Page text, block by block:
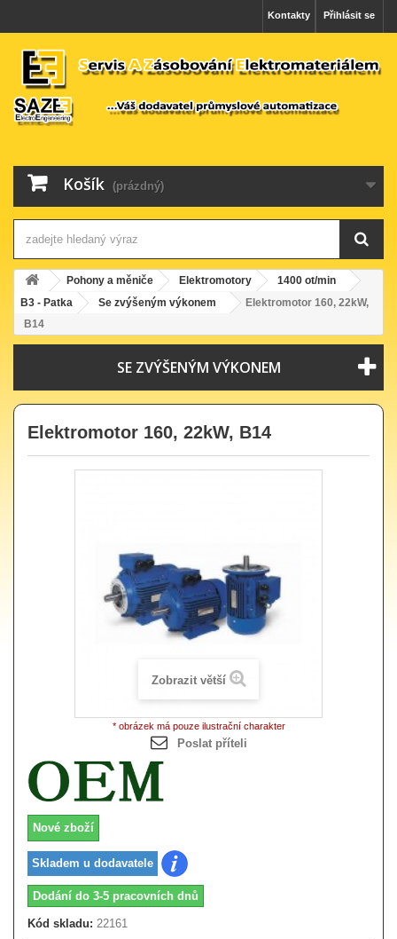
Přihlásit se
Kontakty
Košík (prázdný)
Pohony a měniče Elektromotory
1400 ot/min
B3 - Patka
Se zvýšeným výkonem
Elektromotor 160, 22kW,
B14
SE ZVÝŠENÝM VÝKONEM
Elektromotor 160, 22kW, B14
Zobrazit větší
* obrázek má pouze ilustrační charakter
Poslat příteli
Nové zboží
Skladem u dodavatele
Dodání do 3-5 pracovních dnů
Kód skladu: 22161